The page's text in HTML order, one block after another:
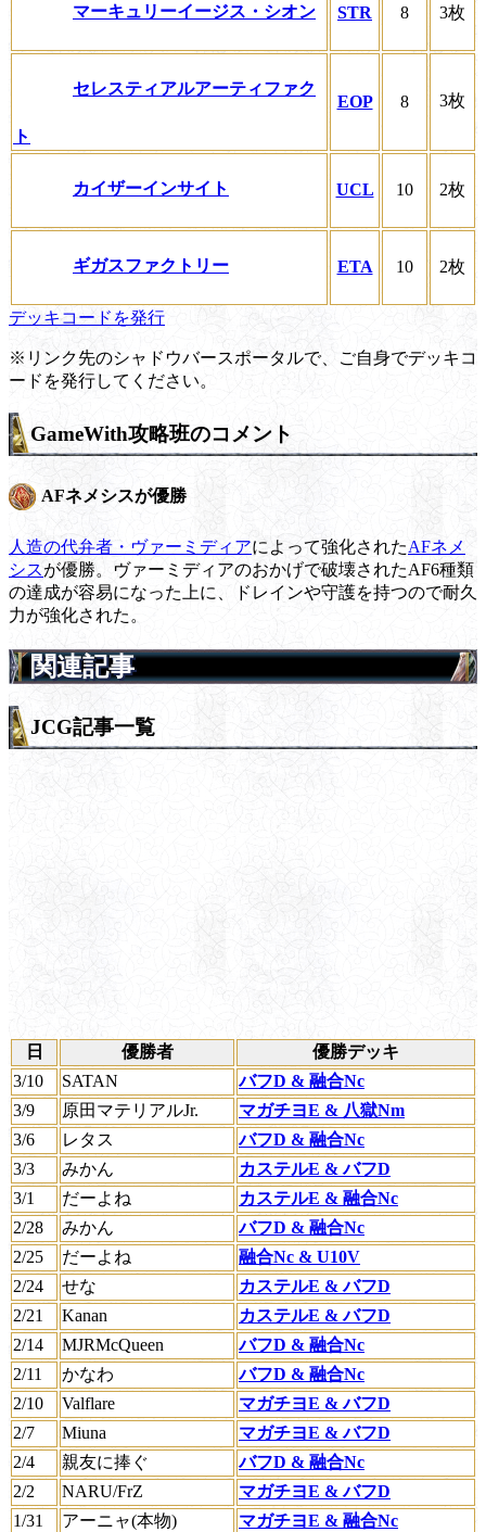
マーキュリーイージス・シオン STR 8 3枚
セレスティアルアーティファク
ト
EOP 8 3枚
カイザーインサイト UCL 10 2枚
ギガスファクトリー ETA 10 2枚
デッキコードを発行
※リンク先のシャドウバースポータルで、ご自身でデッキコ
ードを発行してください。
GameWith攻略班のコメント
AFネメシスが優勝
人造の代弁者・ヴァーミディアによって強化されたAFネメ
シスが優勝。ヴァーミディアのおかげで破壊されたAF6種類
の達成が容易になった上に、ドレインや守護を持つので耐久
力が強化された。
関連記事
JCG記事一覧
日 優勝者
優勝デッキ
3/10
SATAN
バフD & 融合Nc
3/9
原田マテリアルJr.
マガチヨE & 八獄Nm
3/6
レタス
バフD & 融合Nc
3/3
みかん
カステルE & バフD
3/1
だーよね
カステルE & 融合Nc
2/28
みかん
バフD & 融合Nc
2/25
だーよね
融合Nc & U10V
2/24
せな
カステルE & バフD
2/21
Kanan
カステルE & バフD
2/14
MJRMcQueen
バフD & 融合Nc
2/11
かなわ
バフD & 融合Nc
2/10
Valflare
マガチヨE & バフD
2/7
Miuna
マガチヨE & バフD
2/4
親友に捧ぐ
バフD & 融合Nc
2/2
NARU/FrZ
マガチヨE & バフD
1/31
アーニャ(本物)
マガチヨE & 融合Nc